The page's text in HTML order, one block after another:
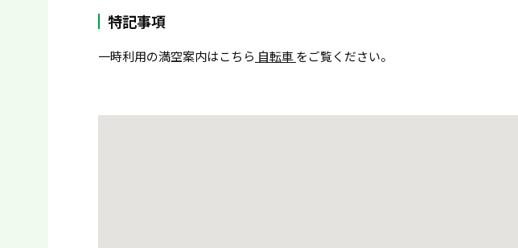
特記事項
一時利用の満空案内はこちら 自転車をご覧ください。